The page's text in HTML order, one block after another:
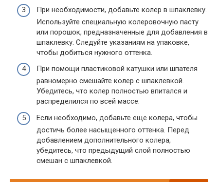
При необходимости, добавьте колер в шпаклевку.
Используйте специальную колеровочную пасту
или порошок, предназначенные для добавления в
шпаклевку. Следуйте указаниям на упаковке,
чтобы добиться нужного оттенка.
При помощи пластиковой катушки или шпателя
равномерно смешайте колер с шпаклевкой.
Убедитесь, что колер полностью впитался и
распределился по всей массе.
Если необходимо, добавьте еще колера, чтобы
достичь более насыщенного оттенка. Перед
добавлением дополнительного колера,
убедитесь, что предыдущий слой полностью
смешан с шпаклевкой.